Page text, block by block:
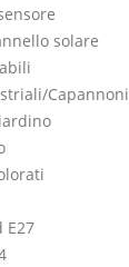
solare
Capannoni
E27